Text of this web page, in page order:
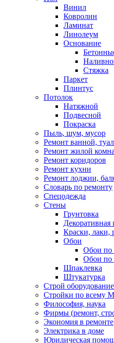
Винил
Ковролин
Ламинат
Линолеум
Основание
Стяжка
Паркет
Плинтус
Потолок
Натяжной
Подвесной
Покраска
Пыль, шум, мусор
Ремонт ванной,
Ремонт жилой
Ремонт коридоров
Ремонт кухни
Ремонт лоджии,
Словарь по ремонту
Спецодежда
Стены
Грунтовка
Декоративная
Краски, лаки,
Обои
Обои по
Обои по
Шпаклевка
Штукатурка
Строй оборудование
Стройки по всему
Философия, наука
Фирмы (ремонт,
Экономия в ремонте
Электрика в доме
Юридическая